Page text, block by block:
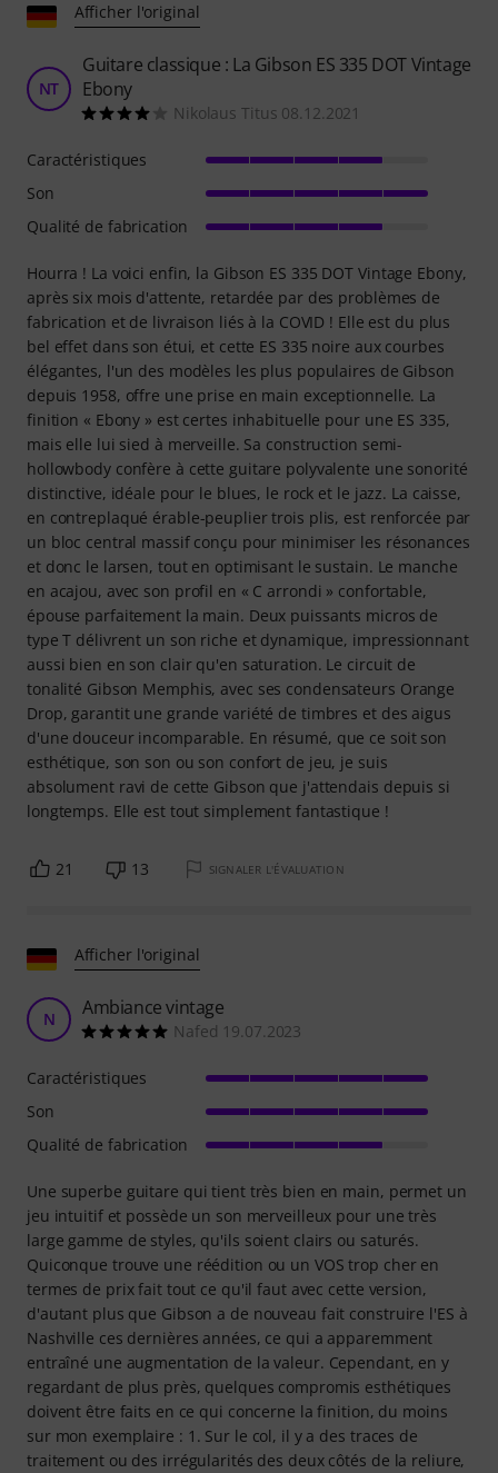
Afficher l'original
NT
Guitare classique : La Gibson ES 335 DOT Vintage
Ebony
Nikolaus Titus 08.12.2021
Hourra ! La voici enfin, la Gibson ES 335 DOT Vintage Ebony,
après six mois d'attente, retardée par des problèmes de
fabrication et de livraison liés à la COVID ! Elle est du plus
bel effet dans son étui, et cette ES 335 noire aux courbes
élégantes, l'un des modèles les plus populaires de Gibson
depuis 1958, offre une prise en main exceptionnelle. La
finition « Ebony » est certes inhabituelle pour une ES 335,
mais elle lui sied à merveille. Sa construction semi-
hollowbody confère à cette guitare polyvalente une sonorité
distinctive, idéale pour le blues, le rock et le jazz. La caisse,
en contreplaqué érable-peuplier trois plis, est renforcée par
un bloc central massif conçu pour minimiser les résonances
et donc le larsen, tout en optimisant le sustain. Le manche
en acajou, avec son profil en « C arrondi » confortable,
épouse parfaitement la main. Deux puissants micros de
type T délivrent un son riche et dynamique, impressionnant
aussi bien en son clair qu'en saturation. Le circuit de
tonalité Gibson Memphis, avec ses condensateurs Orange
Drop, garantit une grande variété de timbres et des aigus
d'une douceur incomparable. En résumé, que ce soit son
esthétique, son son ou son confort de jeu, je suis
absolument ravi de cette Gibson que j'attendais depuis si
longtemps. Elle est tout simplement fantastique !
Caractéristiques
Son
Qualité de fabrication
21 13 SIGNALER L'ÉVALUATION
Afficher l'original
N Ambiance vintage
Nafed 19.07.2023
Une superbe guitare qui tient très bien en main, permet un
jeu intuitif et possède un son merveilleux pour une très
large gamme de styles, qu'ils soient clairs ou saturés.
Quiconque trouve une réédition ou un VOS trop cher en
termes de prix fait tout ce qu'il faut avec cette version,
d'autant plus que Gibson a de nouveau fait construire l'ES à
Nashville ces dernières années, ce qui a apparemment
entraîné une augmentation de la valeur. Cependant, en y
regardant de plus près, quelques compromis esthétiques
doivent être faits en ce qui concerne la finition, du moins
sur mon exemplaire : 1. Sur le col, il y a des traces de
traitement ou des irrégularités des deux côtés de la reliure,
Caractéristiques
Son
Qualité de fabrication